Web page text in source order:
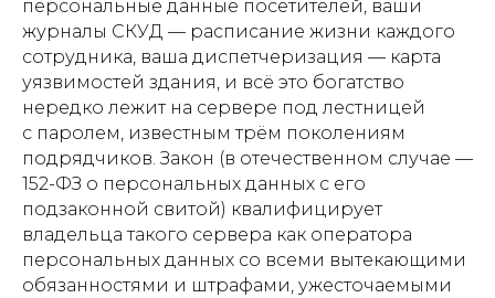
персональные данные посетителей, ваши
журналы СКУД — расписание жизни каждого
сотрудника, ваша диспетчеризация — карта
уязвимостей здания, и всё это богатство
нередко лежит на сервере под лестницей
с паролем, известным трём поколениям
подрядчиков. Закон (в отечественном случае —
152-ФЗ о персональных данных с его
подзаконной свитой) квалифицирует
владельца такого сервера как оператора
персональных данных со всеми вытекающими
обязанностями и штрафами, ужесточаемыми